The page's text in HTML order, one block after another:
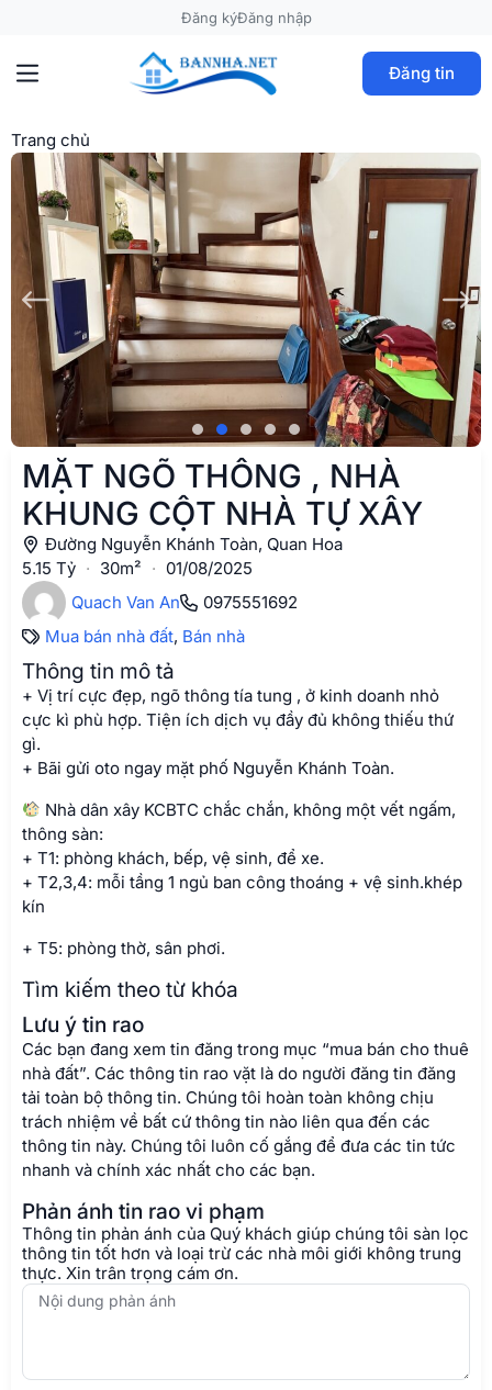
Đăng kýĐăng nhập
Đăng tin
Trang chủ
MẶT NGÕ THÔNG , NHÀ
KHUNG CỘT NHÀ TỰ XÂY
Đường Nguyễn Khánh Toàn, Quan Hoa
5.15 Tỷ · 30m² · 01/08/2025
Quach Van An
0975551692
Mua bán nhà đất, Bán nhà
Thông tin mô tả
+ Vị trí cực đẹp, ngõ thông tía tung , ở kinh doanh nhỏ
cực kì phù hợp. Tiện ích dịch vụ đầy đủ không thiếu thứ
gì.
+ Bãi gửi oto ngay mặt phố Nguyễn Khánh Toàn.
Nhà dân xây KCBTC chắc chắn, không một vết ngấm,
thông sàn:
+ T1: phòng khách, bếp, vệ sinh, để xe.
+ T2,3,4: mỗi tầng 1 ngủ ban công thoáng + vệ sinh.khép
kín
+ T5: phòng thờ, sân phơi.
Tìm kiếm theo từ khóa
Lưu ý tin rao
Các bạn đang xem tin đăng trong mục “mua bán cho thuê
nhà đất”. Các thông tin rao vặt là do người đăng tin đăng
tải toàn bộ thông tin. Chúng tôi hoàn toàn không chịu
trách nhiệm về bất cứ thông tin nào liên qua đến các
thông tin này. Chúng tôi luôn cố gắng để đưa các tin tức
nhanh và chính xác nhất cho các bạn.
Phản ánh tin rao vi phạm
Thông tin phản ánh của Quý khách giúp chúng tôi sàn lọc
thông tin tốt hơn và loại trừ các nhà môi giới không trung
thực. Xin trân trọng cám ơn.